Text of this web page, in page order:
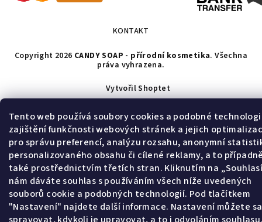
Tento web používá soubory cookies a podobné
zajištění funkčnosti webových stránek a jejich
pro správu preferencí, analýzu rozsahu, anonymní
personalizovaného obsahu či cílené reklamy, a to
také prostřednictvím třetích stran. Kliknutím na
nám dáváte souhlas s používáním všech níže uvedených
souborů cookie a podobných technologií. Pod tlačítkem
"Nastavení" najdete další informace. Nastavení můžete
KONTAKT
Copyright 2026 CANDY SOAP - přírodní kosmetika. Všechna
práva vyhrazena.
Vytvořil Shoptet